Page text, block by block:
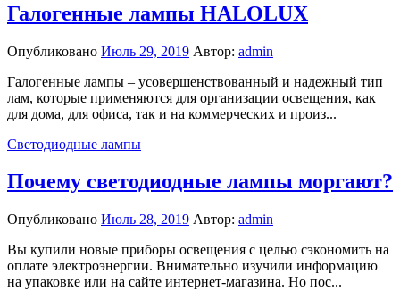
Галогенные лампы HALOLUX
Опубликовано Июль 29, 2019 Автор: admin
Галогенные лампы – усовершенствованный и надежный тип
лам, которые применяются для организации освещения, как
для дома, для офиса, так и на коммерческих и произ...
Светодиодные лампы
Почему светодиодные лампы моргают?
Опубликовано Июль 28, 2019 Автор: admin
Вы купили новые приборы освещения с целью сэкономить на
оплате электроэнергии. Внимательно изучили информацию
на упаковке или на сайте интернет-магазина. Но пос...